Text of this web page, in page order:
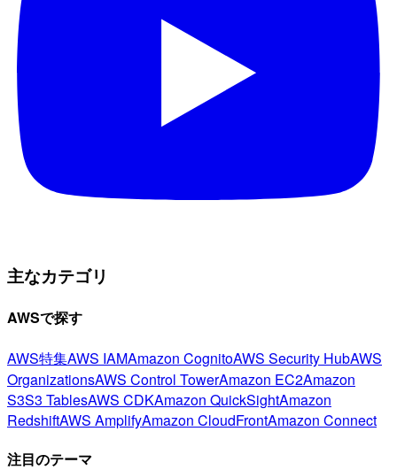
主なカテゴリ
AWSで探す
AWS特集AWS IAMAmazon CognitoAWS Security HubAWS
OrganizationsAWS Control TowerAmazon EC2Amazon
S3S3 TablesAWS CDKAmazon QuickSightAmazon
RedshiftAWS AmplifyAmazon CloudFrontAmazon Connect
注目のテーマ